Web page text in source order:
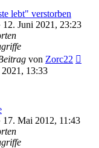
lebt" verstorben
12. Juni 2021, 23:23
von Zorc22
2021, 13:33
17. Mai 2012, 11:43